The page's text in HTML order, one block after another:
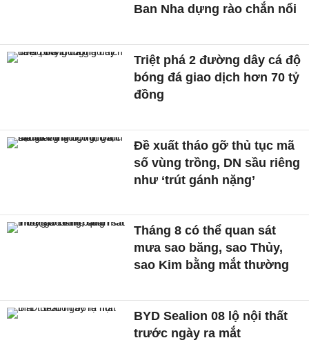
Ban Nha dựng rào chắn nổi
Triệt phá 2 đường dây cá độ
bóng đá giao dịch hơn 70 tỷ
đồng
Đề xuất tháo gỡ thủ tục mã
số vùng trồng, DN sầu riêng
như ‘trút gánh nặng’
Tháng 8 có thể quan sát
mưa sao băng, sao Thủy,
sao Kim bằng mắt thường
BYD Sealion 08 lộ nội thất
trước ngày ra mắt